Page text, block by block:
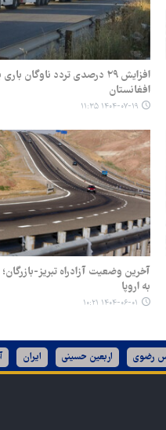
افزایش ۲۹ درصدی تردد ناوگان
افغانستان
۱۴۰۴-۰۷-۱۹ ۱۱:۳۵
آخرین وضعیت آزادراه تبریز-بازرگان؛
به اروپا
۱۴۰۴-۰۶-۰۱ ۱۰:۲۱
رضوی اربعین حسینی ایران